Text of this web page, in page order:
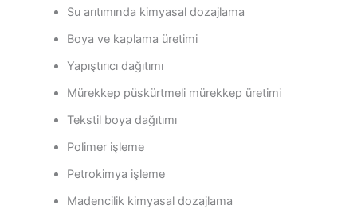
Su arıtımında kimyasal dozajlama
Boya ve kaplama üretimi
Yapıştırıcı dağıtımı
Mürekkep püskürtmeli mürekkep üretimi
Tekstil boya dağıtımı
Polimer işleme
Petrokimya işleme
Madencilik kimyasal dozajlama